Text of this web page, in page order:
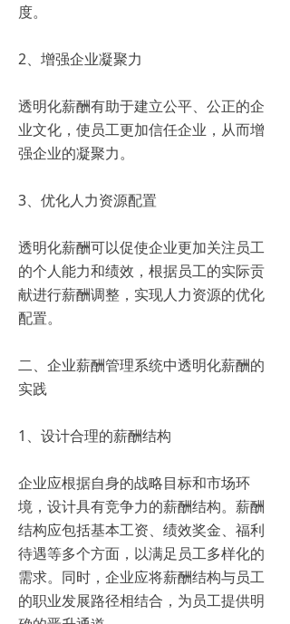
度。
2、增强企业凝聚力
透明化薪酬有助于建立公平、公正的企
业文化，使员工更加信任企业，从而增
强企业的凝聚力。
3、优化人力资源配置
透明化薪酬可以促使企业更加关注员工
的个人能力和绩效，根据员工的实际贡
献进行薪酬调整，实现人力资源的优化
配置。
二、企业薪酬管理系统中透明化薪酬的
实践
1、设计合理的薪酬结构
企业应根据自身的战略目标和市场环
境，设计具有竞争力的薪酬结构。薪酬
结构应包括基本工资、绩效奖金、福利
待遇等多个方面，以满足员工多样化的
需求。同时，企业应将薪酬结构与员工
的职业发展路径相结合，为员工提供明